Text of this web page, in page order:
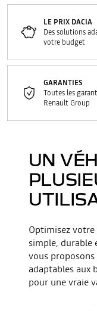
LE PRIX DACIA
Des solutions
votre budget
GARANTIES
Toutes les
Renault Group
Youtube est
pour
UN
Optimisez
simple, durable
vous
adaptables aux
pour une vraie